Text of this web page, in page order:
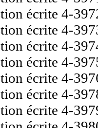
écrite 4-
écrite 4-
écrite 4-
écrite 4-
écrite 4-
écrite 4-
écrite 4-